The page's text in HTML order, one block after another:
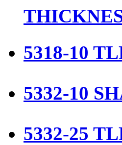
5318-10
5332-10
5332-25